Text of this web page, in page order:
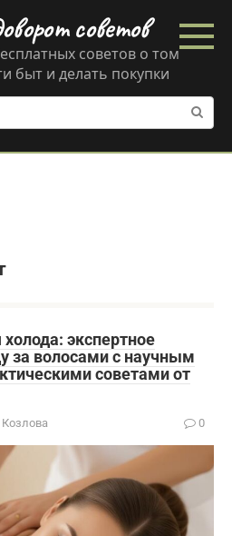
советов
советов о том
быт и делать покупки
экспертное
за волосами с научным
советами от
0